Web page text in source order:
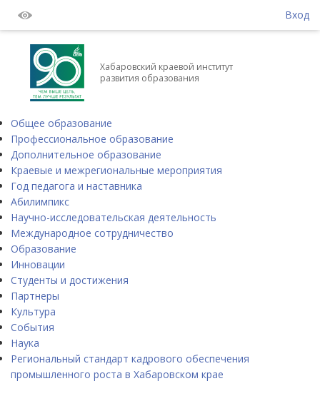
Вход
Хабаровский краевой институт
развития образования
Общее образование
Профессиональное образование
Дополнительное образование
Краевые и межрегиональные мероприятия
Год педагога и наставника
Абилимпикс
Научно-исследовательская деятельность
Международное сотрудничество
Образование
Инновации
Студенты и достижения
Партнеры
Культура
События
Наука
Региональный стандарт кадрового обеспечения
промышленного роста в Хабаровском крае